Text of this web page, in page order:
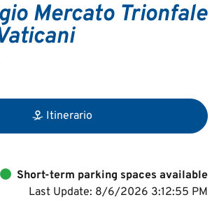
Mercato Trionfale
Itinerario
Short-term parking spaces available
Last Update: 8/6/2026 3:12:55 PM